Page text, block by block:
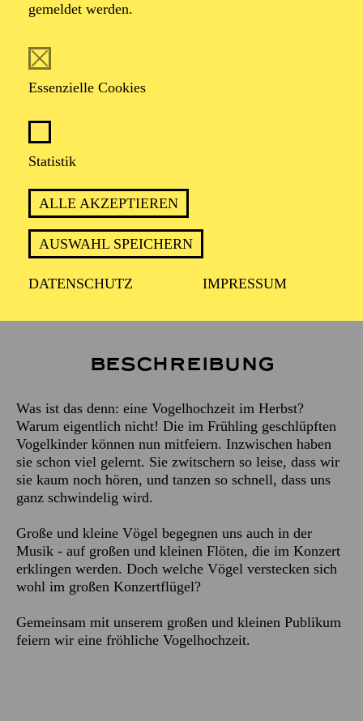
gemeldet werden.
Essenzielle Cookies
Statistik
ALLE AKZEPTIEREN
AUSWAHL SPEICHERN
DATENSCHUTZ IMPRESSUM
Für Kleinkinder von 1 bis 3 Jahren
Blockflöten
KATRIN SONS
Klavier
THOMAS BRACHT
Moderation
Beschreibung
Was ist das denn: eine Vogelhochzeit im Herbst?
Warum eigentlich nicht! Die im Frühling geschlüpften
Vogelkinder können nun mitfeiern. Inzwischen haben
sie schon viel gelernt. Sie zwitschern so leise, dass wir
sie kaum noch hören, und tanzen so schnell, dass uns
ganz schwindelig wird.
Große und kleine Vögel begegnen uns auch in der
Musik - auf großen und kleinen Flöten, die im Konzert
erklingen werden. Doch welche Vögel verstecken sich
wohl im großen Konzertflügel?
Gemeinsam mit unserem großen und kleinen Publikum
feiern wir eine fröhliche Vogelhochzeit.